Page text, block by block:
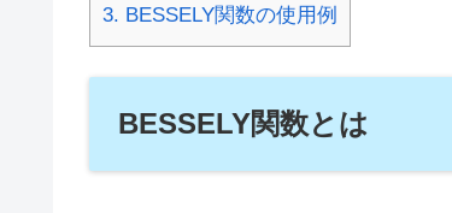
3. BESSELY関数の使用例
BESSELY関数とは